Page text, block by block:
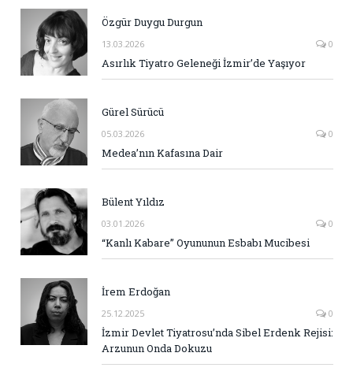
Özgür Duygu Durgun
13.03.2026 0
Asırlık Tiyatro Geleneği İzmir’de Yaşıyor
Gürel Sürücü
05.03.2026 0
Medea’nın Kafasına Dair
Bülent Yıldız
03.01.2026 0
“Kanlı Kabare” Oyununun Esbabı Mucibesi
İrem Erdoğan
25.12.2025 0
İzmir Devlet Tiyatrosu’nda Sibel Erdenk Rejisi:
Arzunun Onda Dokuzu